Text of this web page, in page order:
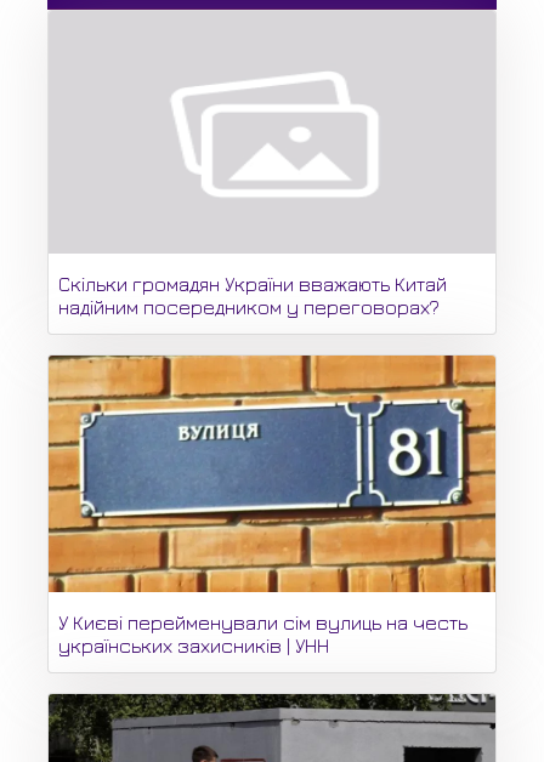
Скільки громадян України вважають Китай
надійним посередником у переговорах?
У Києві перейменували сім вулиць на честь
українських захисників | УНН